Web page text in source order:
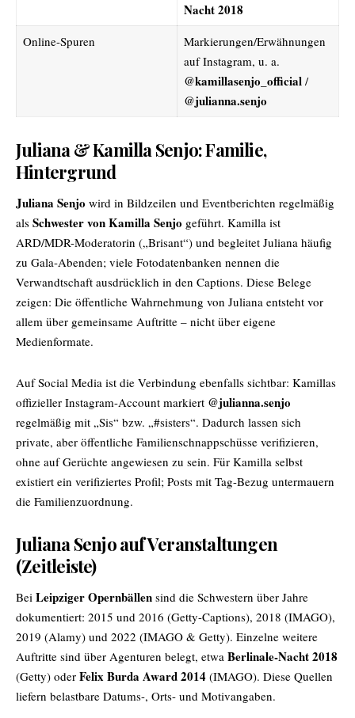
Nacht 2018
Online-Spuren
Markierungen/Erwähnungen
auf Instagram, u. a.
@kamillasenjo_official/
@julianna.senjo
Juliana & Kamilla Senjo: Familie,
Hintergrund
Juliana Senjo wird in Bildzeilen und Eventberichten regelmäßig
als Schwester von Kamilla Senjo geführt. Kamilla ist
ARD/MDR-Moderatorin („Brisant“) und begleitet Juliana häufig
zu Gala-Abenden; viele Fotodatenbanken nennen die
Verwandtschaft ausdrücklich in den Captions. Diese Belege
zeigen: Die öffentliche Wahrnehmung von Juliana entsteht vor
allem über gemeinsame Auftritte – nicht über eigene
Medienformate.
Auf Social Media ist die Verbindung ebenfalls sichtbar: Kamillas
offizieller Instagram-Account markiert @julianna.senjo
regelmäßig mit „Sis“ bzw. „#sisters“. Dadurch lassen sich
private, aber öffentliche Familienschnappschüsse verifizieren,
ohne auf Gerüchte angewiesen zu sein. Für Kamilla selbst
existiert ein verifiziertes Profil; Posts mit Tag-Bezug untermauern
die Familienzuordnung.
Juliana Senjo auf Veranstaltungen
(Zeitleiste)
Bei Leipziger Opernbällen sind die Schwestern über Jahre
dokumentiert: 2015 und 2016 (Getty-Captions), 2018 (IMAGO),
2019 (Alamy) und 2022 (IMAGO & Getty). Einzelne weitere
Auftritte sind über Agenturen belegt, etwa Berlinale-Nacht 2018
(Getty) oder Felix Burda Award 2014 (IMAGO). Diese Quellen
liefern belastbare Datums-, Orts- und Motivangaben.